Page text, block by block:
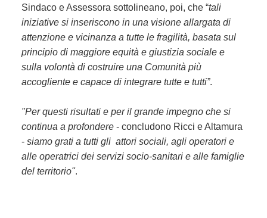
Sindaco e Assessora sottolineano, poi, che “tali
iniziative si inseriscono in una visione allargata di
attenzione e vicinanza a tutte le fragilità, basata sul
principio di maggiore equità e giustizia sociale e
sulla volontà di costruire una Comunità più
accogliente e capace di integrare tutte e tutti”.
"Per questi risultati e per il grande impegno che si
continua a profondere - concludono Ricci e Altamura
- siamo grati a tutti gli attori sociali, agli operatori e
alle operatrici dei servizi socio-sanitari e alle famiglie
del territorio".